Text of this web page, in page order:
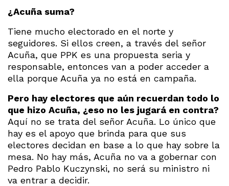
¿Acuña suma?
Tiene mucho electorado en el norte y
seguidores. Si ellos creen, a través del señor
Acuña, que PPK es una propuesta seria y
responsable, entonces van a poder acceder a
ella porque Acuña ya no está en campaña.
Pero hay electores que aún recuerdan todo lo
que hizo Acuña, ¿eso no les jugará en contra?
Aquí no se trata del señor Acuña. Lo único que
hay es el apoyo que brinda para que sus
electores decidan en base a lo que hay sobre la
mesa. No hay más, Acuña no va a gobernar con
Pedro Pablo Kuczynski, no será su ministro ni
va entrar a decidir.